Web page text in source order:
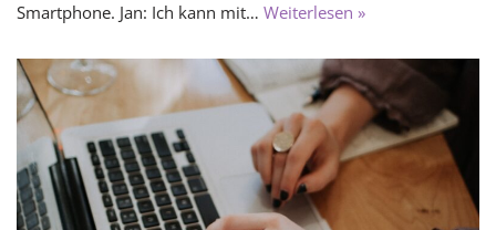
Smartphone. Jan: Ich kann mit… Weiterlesen »